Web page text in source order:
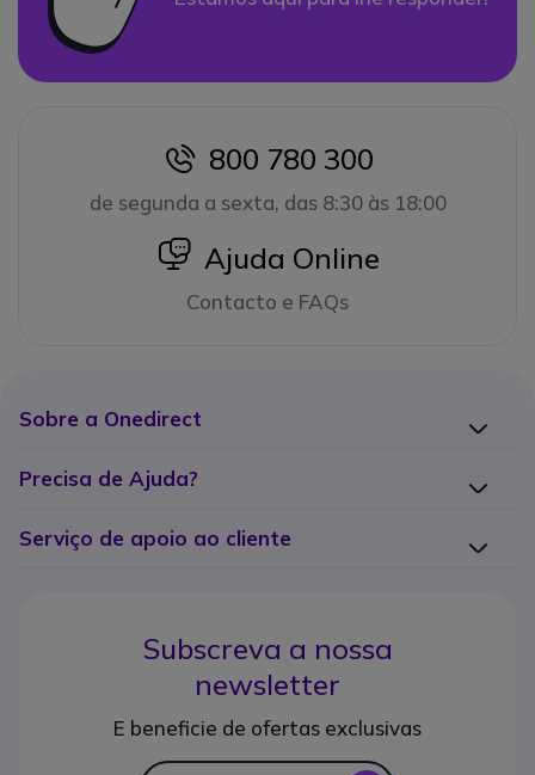
icon
800 780 300
de segunda a sexta, das 8:30 às 18:00
icon
Ajuda Online
Contacto e FAQs
Sobre a Onedirect
Precisa de Ajuda?
Serviço de apoio ao cliente
Subscreva a nossa
newsletter
E beneficie de ofertas exclusivas